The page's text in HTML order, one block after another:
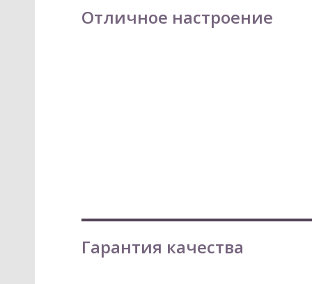
Отличное настроение
Гарантия качества